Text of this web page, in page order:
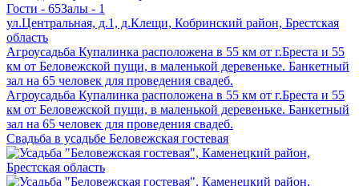
Гости - 65Залы - 1
ул.Центральная, д.1, д.Клещи, Кобринский район, Брестская
область
Агроусадьба Купалинка расположена в 55 км от г.Бреста и 55
км от Беловежской пущи, в маленькой деревеньке. Банкетный
зал на 65 человек для проведения свадеб.
Агроусадьба Купалинка расположена в 55 км от г.Бреста и 55
км от Беловежской пущи, в маленькой деревеньке. Банкетный
зал на 65 человек для проведения свадеб.
Свадьба в усадьбе Беловежская гостевая